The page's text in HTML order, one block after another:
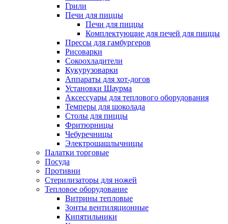
Грили
Печи для пиццы
Печи для пиццы
Комплектующие для печей для пиццы
Прессы для гамбургеров
Рисоварки
Сокоохладители
Кукурузоварки
Аппараты для хот-догов
Установки Шаурма
Аксессуары для теплового оборудования
Темперы для шоколада
Столы для пиццы
Фритюрницы
Чебуречницы
Электрошашлычницы
Палатки торговые
Посуда
Противни
Стерилизаторы для ножей
Тепловое оборудование
Витрины тепловые
Зонты вентиляционные
Кипятильники